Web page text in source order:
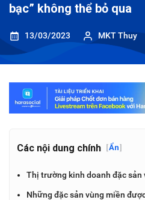
bạc” không thể bỏ qua
13/03/2023 MKT Thuy
Các nội dung chính [Ẩn]
Thị trường kinh doanh đặc sản
Những đặc sản vùng miền